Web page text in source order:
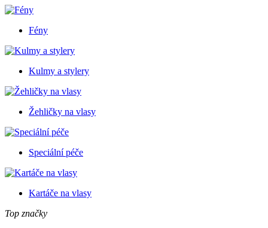
Fény
Kulmy a stylery
Žehličky na vlasy
Speciální péče
Kartáče na vlasy
Top značky